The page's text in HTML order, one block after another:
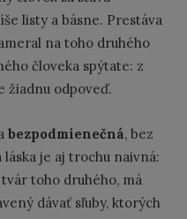
listy a básne. Prestáva
na toho druhého
človeka spýtate: z
žiadnu odpoveď.
bezpodmienečná, bez
je aj trochu naivná:
toho druhého, má
dávať sľuby, ktorých